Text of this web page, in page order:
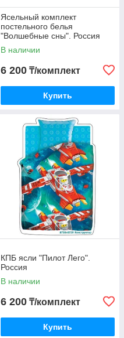
Ясельный комплект
постельного белья
"Волшебные сны". Россия
В наличии
6 200 ₸/комплект
Купить
КПБ ясли "Пилот Лего".
Россия
В наличии
6 200 ₸/комплект
Купить